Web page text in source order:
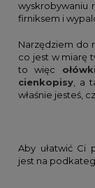
wyskrobywaniu
firniksem i
Narzędziem do
co jest w miarę
to więc ołówki
cienkopisy, a
właśnie jesteś,
Aby ułatwić Ci
jest na